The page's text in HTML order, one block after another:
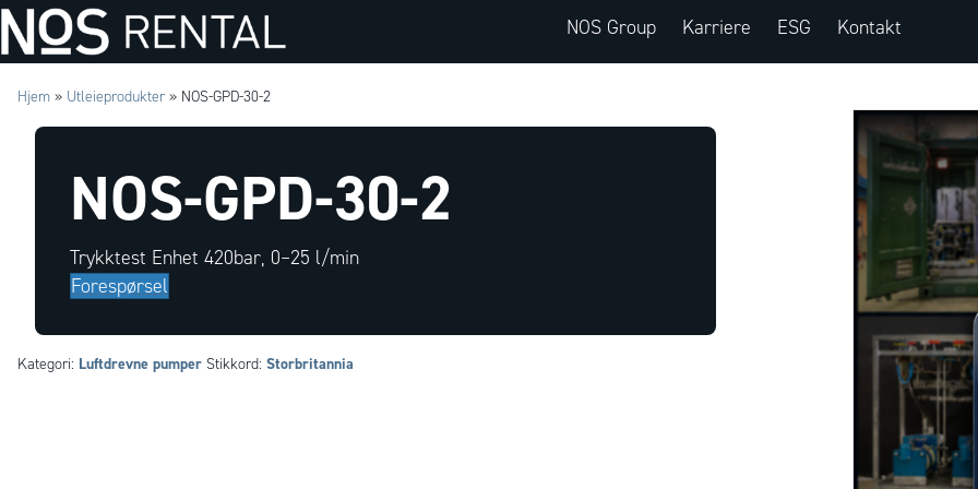
NOS Group Karriere ESG Kontakt
Hjem » Utleieprodukter » NOS-GPD-30-2
NOS-GPD-30-2
Trykktest Enhet 420bar, 0–25 l/min
Forespørsel
Kategori: Luftdrevne pumper Stikkord: Storbritannia